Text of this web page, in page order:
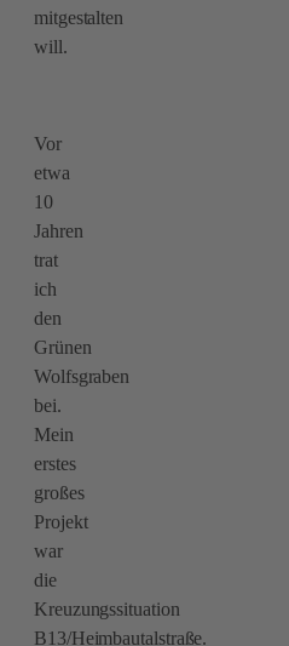
mitgestalten
will.
Vor
etwa
10
Jahren
trat
ich
den
Grünen
Wolfsgraben
bei.
Mein
erstes
großes
Projekt
war
die
Kreuzungssituation
B13/Heimbautalstraße.